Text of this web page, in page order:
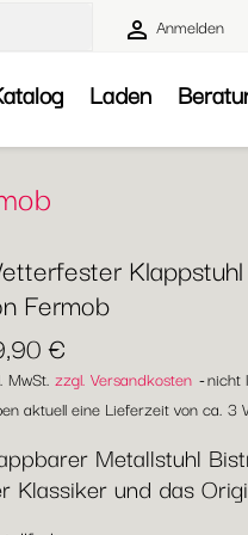
 Anmelden
Laden
Fermob
€
MwSt. zzgl. Versandkosten nicht
aktuell eine Lieferzeit von ca. 3
Metallstuhl
Klassiker und das